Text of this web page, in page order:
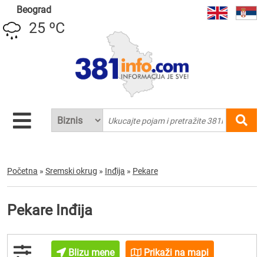
Beograd
25 ºC
Početna » Sremski okrug » Inđija » Pekare
Pekare Inđija
Blizu mene Prikaži na mapi